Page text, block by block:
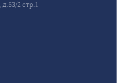
2 стр.1